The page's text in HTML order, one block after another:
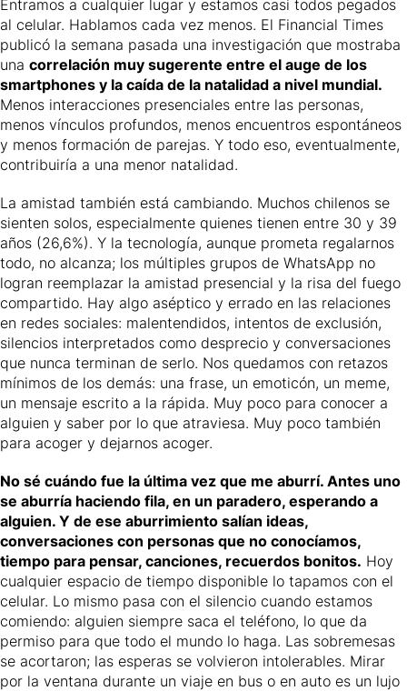
Entramos a cualquier lugar y estamos casi todos pegados
al celular. Hablamos cada vez menos. El Financial Times
publicó la semana pasada una investigación que mostraba
una correlación muy sugerente entre el auge de los
smartphones y la caída de la natalidad a nivel mundial.
Menos interacciones presenciales entre las personas,
menos vínculos profundos, menos encuentros espontáneos
y menos formación de parejas. Y todo eso, eventualmente,
contribuiría a una menor natalidad.
La amistad también está cambiando. Muchos chilenos se
sienten solos, especialmente quienes tienen entre 30 y 39
años (26,6%). Y la tecnología, aunque prometa regalarnos
todo, no alcanza; los múltiples grupos de WhatsApp no
logran reemplazar la amistad presencial y la risa del fuego
compartido. Hay algo aséptico y errado en las relaciones
en redes sociales: malentendidos, intentos de exclusión,
silencios interpretados como desprecio y conversaciones
que nunca terminan de serlo. Nos quedamos con retazos
mínimos de los demás: una frase, un emoticón, un meme,
un mensaje escrito a la rápida. Muy poco para conocer a
alguien y saber por lo que atraviesa. Muy poco también
para acoger y dejarnos acoger.
No sé cuándo fue la última vez que me aburrí. Antes uno
se aburría haciendo fila, en un paradero, esperando a
alguien. Y de ese aburrimiento salían ideas,
conversaciones con personas que no conocíamos,
tiempo para pensar, canciones, recuerdos bonitos. Hoy
cualquier espacio de tiempo disponible lo tapamos con el
celular. Lo mismo pasa con el silencio cuando estamos
comiendo: alguien siempre saca el teléfono, lo que da
permiso para que todo el mundo lo haga. Las sobremesas
se acortaron; las esperas se volvieron intolerables. Mirar
por la ventana durante un viaje en bus o en auto es un lujo